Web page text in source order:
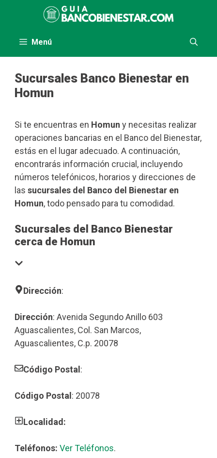
Menú
Sucursales Banco Bienestar en
Homun
Si te encuentras en Homun y necesitas realizar
operaciones bancarias en el Banco del Bienestar,
estás en el lugar adecuado. A continuación,
encontrarás información crucial, incluyendo
números telefónicos, horarios y direcciones de
las sucursales del Banco del Bienestar en
Homun, todo pensado para tu comodidad.
Sucursales del Banco Bienestar
cerca de Homun
Dirección:
Dirección: Avenida Segundo Anillo 603
Aguascalientes, Col. San Marcos,
Aguascalientes, C.p. 20078
Código Postal :
Código Postal : 20078
Localidad:
Teléfonos: Ver Teléfonos.